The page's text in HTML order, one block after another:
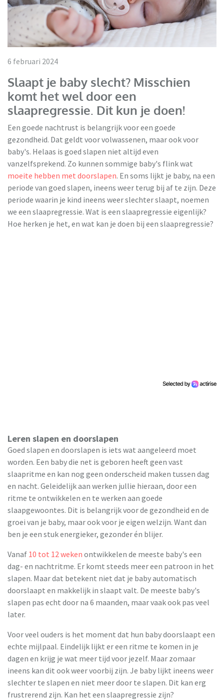
6 februari 2024
Slaapt je baby slecht? Misschien
komt het wel door een
slaapregressie. Dit kun je doen!
Een goede nachtrust is belangrijk voor een goede
gezondheid. Dat geldt voor volwassenen, maar ook voor
baby's. Helaas is goed slapen niet altijd even
vanzelfsprekend. Zo kunnen sommige baby's flink wat
moeite hebben met doorslapen. En soms lijkt je baby, na een
periode van goed slapen, ineens weer terug bij af te zijn. Deze
periode waarin je kind ineens weer slechter slaapt, noemen
we een slaapregressie. Wat is een slaapregressie eigenlijk?
Hoe herken je het, en wat kan je doen bij een slaapregressie?
Leren slapen en doorslapen
Goed slapen en doorslapen is iets wat aangeleerd moet
worden. Een baby die net is geboren heeft geen vast
slaapritme en kan nog geen onderscheid maken tussen dag
en nacht. Geleidelijk aan werken jullie hieraan, door een
ritme te ontwikkelen en te werken aan goede
slaapgewoontes. Dit is belangrijk voor de gezondheid en de
groei van je baby, maar ook voor je eigen welzijn. Want dan
ben je een stuk energieker, gezonder én blijer.
Vanaf 10 tot 12 weken ontwikkelen de meeste baby's een
dag- en nachtritme. Er komt steeds meer een patroon in het
slapen. Maar dat betekent niet dat je baby automatisch
doorslaapt en makkelijk in slaapt valt. De meeste baby's
slapen pas echt door na 6 maanden, maar vaak ook pas veel
later.
Voor veel ouders is het moment dat hun baby doorslaapt een
echte mijlpaal. Eindelijk lijkt er een ritme te komen in je
dagen en krijg je wat meer tijd voor jezelf. Maar zomaar
ineens kan dit ook weer voorbij zijn. Je baby lijkt ineens weer
slechter te slapen en niet meer door te slapen. Dit kan erg
frustrerend zijn. Kan het een slaapregressie zijn?